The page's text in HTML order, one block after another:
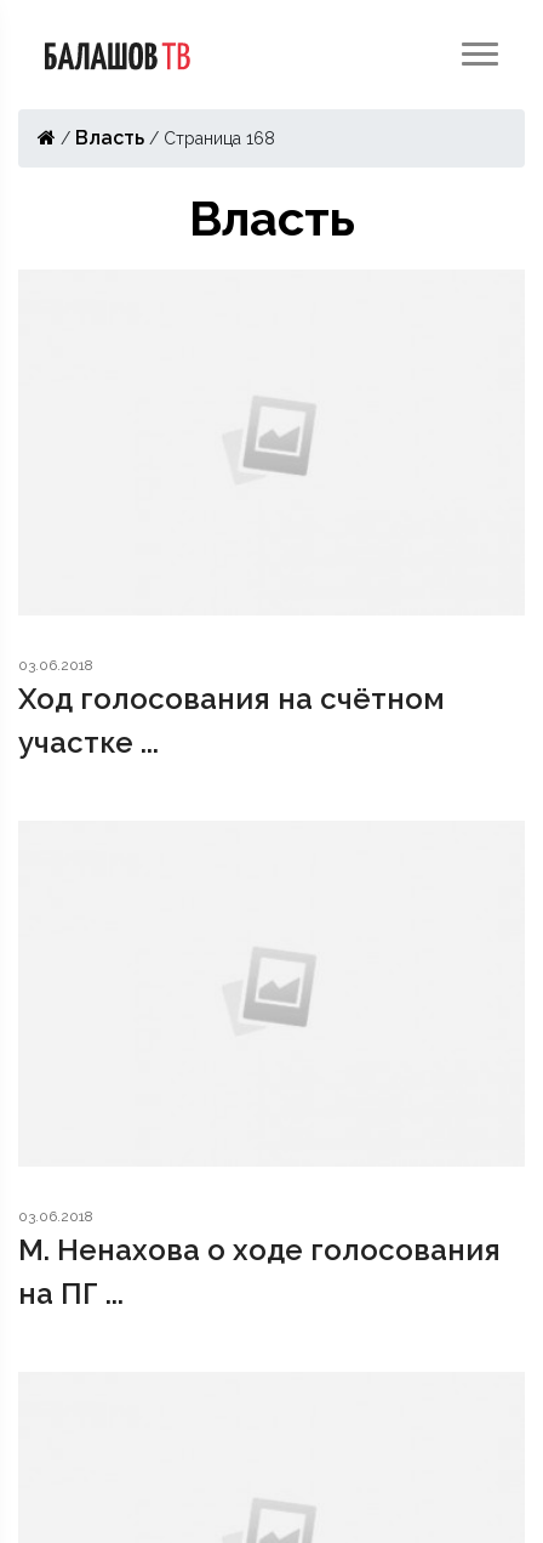
/ Власть / Страница 168
Власть
03.06.2018
Ход голосования на счётном
участке ...
03.06.2018
М. Ненахова о ходе голосования
на ПГ ...